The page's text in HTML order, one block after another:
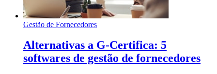
Gestão de Fornecedores
Alternativas a G-Certifica: 5
softwares de gestão de fornecedores